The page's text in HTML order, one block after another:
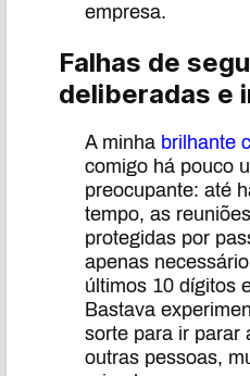
empresa.
Falhas de
deliberadas e
A minha brilhante
comigo há pouco
preocupante: até
tempo, as
protegidas por
apenas
últimos 10 dígitos
Bastava
sorte para ir parar
outras pessoas,